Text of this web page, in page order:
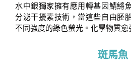
水中銀獨家擁有應用轉基因鯖鱂
分泌干擾素技術，當這些自由胚
不同強度的綠色螢光。化學物質愈
斑馬魚